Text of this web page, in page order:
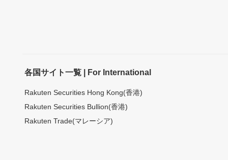
各国サイト一覧 | For International
Rakuten Securities Hong Kong(香港)
Rakuten Securities Bullion(香港)
Rakuten Trade(マレーシア)